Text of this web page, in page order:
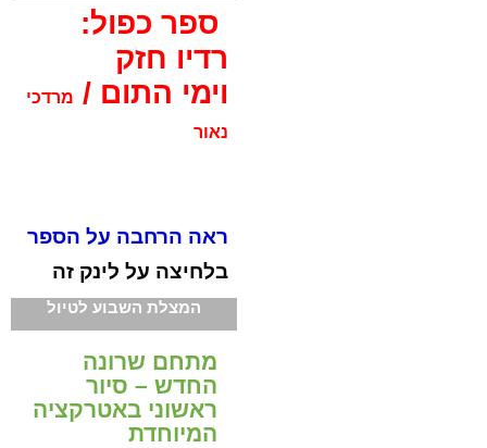
ספר כפול:
רדיו חזק
וימי התום / מרדכי
נאור
ראה הרחבה על הספר
בלחיצה על לינק זה
המצלת השבוע לטיול
מתחם שרונה
החדש – סיור
ראשוני באטרקציה
המיוחדת